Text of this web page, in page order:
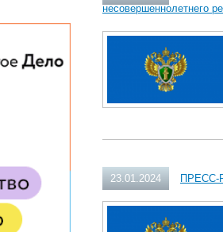
несовершеннолетнего
23.01.2024 ПРЕСС-